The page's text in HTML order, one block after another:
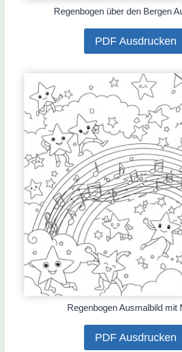
Regenbogen über den Bergen
PDF Ausdrucken
Regenbogen Ausmalbild mit
PDF Ausdrucken